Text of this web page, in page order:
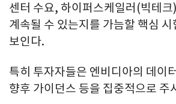
센터 수요, 하이퍼스케일러(빅테
계속될 수 있는지를 가늠할 핵심
보인다.
특히 투자자들은 엔비디아의 데이
향후 가이던스 등을 집중적으로 주